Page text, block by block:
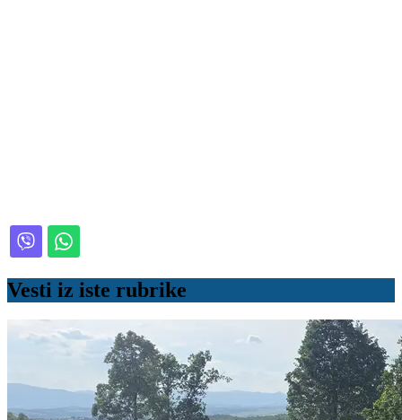
Vesti iz iste rubrike